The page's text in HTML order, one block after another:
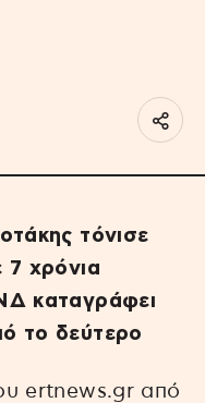
τόνισε
7 χρόνια
καταγράφει
το δεύτερο
ertnews.gr από